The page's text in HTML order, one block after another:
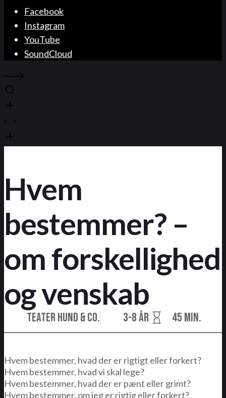
Facebook
Instagram
YouTube
SoundCloud
Hvem
bestemmer? –
om forskellighed
og venskab
Teater Hund & Co. 3-8 år 45 min.
Hvem bestemmer, hvad der er rigtigt eller forkert?
Hvem bestemmer, hvad vi skal lege?
Hvem bestemmer, hvad der er pænt eller grimt?
Hvem bestemmer, om jeg er rigtig eller forkert?